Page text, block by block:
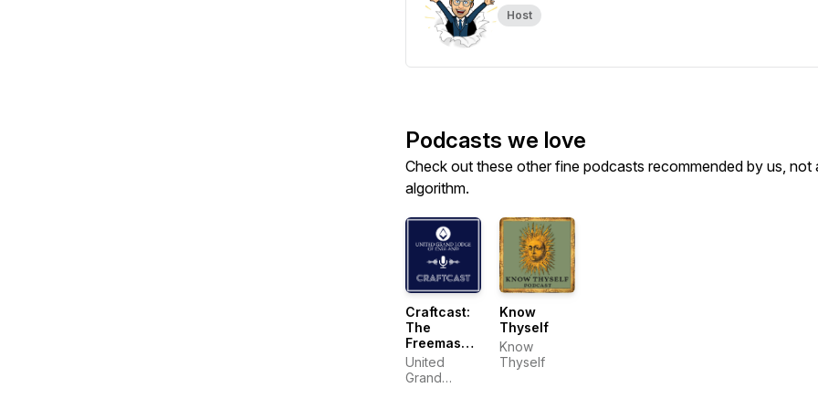
Host
Podcasts we love
Check out these other fine podcasts recommended by us, not
algorithm.
Craftcast:
The
Freemasons
Podcast
United
Grand
Know
Thyself
Know
Thyself